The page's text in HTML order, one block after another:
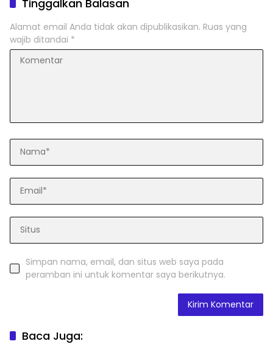
Tinggalkan Balasan
Alamat email Anda tidak akan dipublikasikan. Ruas yang
wajib ditandai *
Simpan nama, email, dan situs web saya pada
peramban ini untuk komentar saya berikutnya.
Baca Juga: